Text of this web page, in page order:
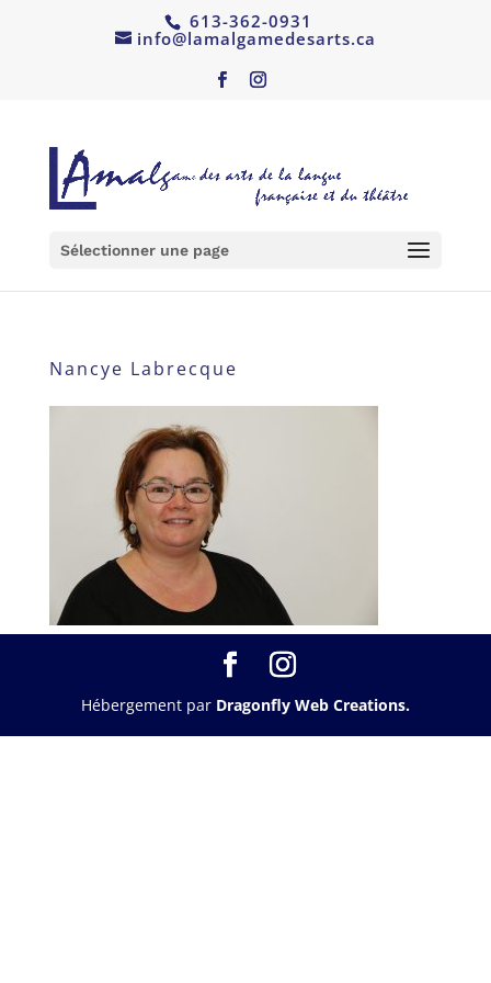
613-362-0931
info@lamalgamedesarts.ca
Sélectionner une page
Nancye Labrecque
Hébergement par Dragonfly Web Creations.